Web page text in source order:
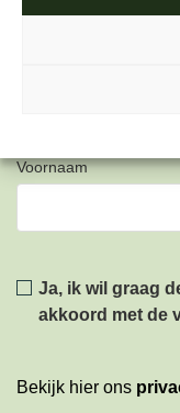
Voornaam
Privacy
Ja, ik wil graag
akkoord met de
Bekijk hier ons